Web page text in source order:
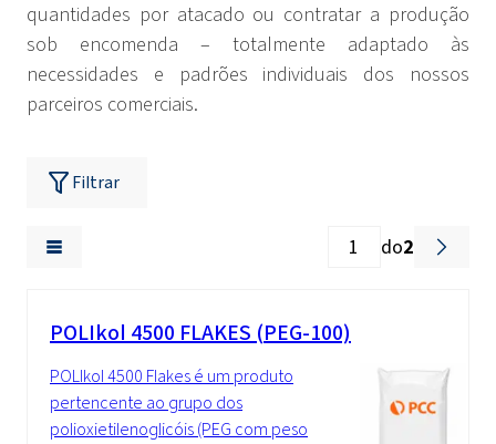
quantidades por atacado ou contratar a produção
sob encomenda – totalmente adaptado às
necessidades e padrões individuais dos nossos
parceiros comerciais.
Filtrar
do2
POLIkol 4500 FLAKES (PEG-100)
POLIkol 4500 Flakes é um produto
pertencente ao grupo dos
polioxietilenoglicóis (PEG com peso